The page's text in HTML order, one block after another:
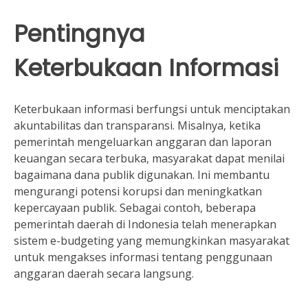
Pentingnya
Keterbukaan Informasi
Keterbukaan informasi berfungsi untuk menciptakan
akuntabilitas dan transparansi. Misalnya, ketika
pemerintah mengeluarkan anggaran dan laporan
keuangan secara terbuka, masyarakat dapat menilai
bagaimana dana publik digunakan. Ini membantu
mengurangi potensi korupsi dan meningkatkan
kepercayaan publik. Sebagai contoh, beberapa
pemerintah daerah di Indonesia telah menerapkan
sistem e-budgeting yang memungkinkan masyarakat
untuk mengakses informasi tentang penggunaan
anggaran daerah secara langsung.